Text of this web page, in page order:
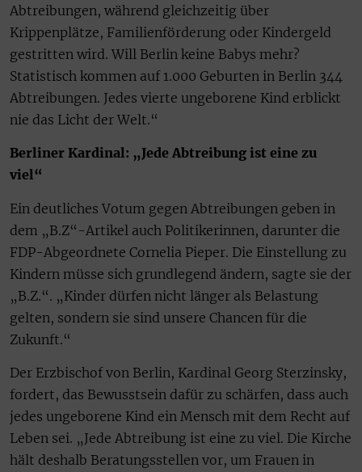
Abtreibungen, während gleichzeitig über
Krippenplätze, Familienförderung oder Kindergeld
gestritten wird. Will Berlin keine Babys mehr?
Statistisch kommen auf 1.000 Geburten in Berlin 344
Abtreibungen. Jedes vierte ungeborene Kind erblickt
nie das Licht der Welt.“
Berliner Kardinal: „Jede Abtreibung ist eine zu
viel“
Ein deutliches Votum gegen Abtreibungen geben in
dem „B.Z“-Artikel auch Politikerinnen, darunter die
FDP-Abgeordnete Cornelia Pieper. Die Einstellung zu
Kindern müsse sich grundlegend ändern, sagte sie der
„B.Z.“. „Kinder dürfen nicht länger als Belastung
gelten, sondern sie sind unsere Chancen für die
Zukunft.“
Der Erzbischof von Berlin, Kardinal Georg Sterzinsky,
fordert, das Bewusstsein dafür zu schärfen, dass auch
jedes ungeborene Kind ein Mensch mit dem Recht auf
Leben sei. „Jede Abtreibung ist eine zu viel. Die Kirche
hält deshalb Beratungsstellen vor, um Frauen in